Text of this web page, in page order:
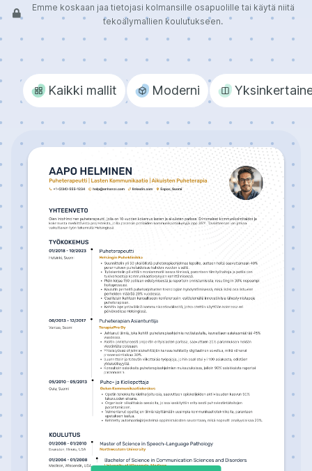
Emme koskaan jaa tietojasi kolmansille osapuolille tai käytä niitä
tekoälymallien koulutukseen.
Kaikki mallit Moderni